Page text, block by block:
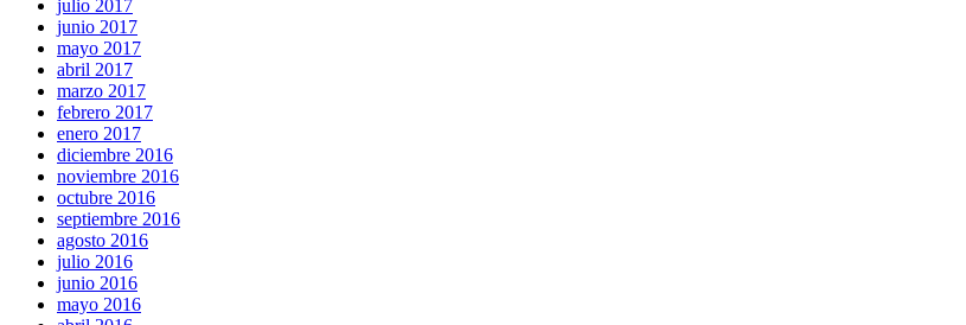
julio 2017
junio 2017
mayo 2017
abril 2017
marzo 2017
febrero 2017
enero 2017
diciembre 2016
noviembre 2016
octubre 2016
septiembre 2016
agosto 2016
julio 2016
junio 2016
mayo 2016